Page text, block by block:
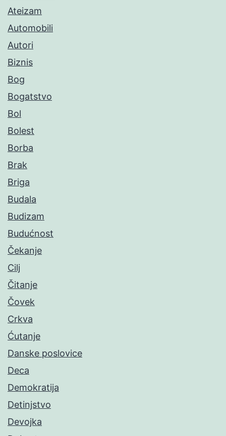
Ateizam
Automobili
Autori
Biznis
Bog
Bogatstvo
Bol
Bolest
Borba
Brak
Briga
Budala
Budizam
Budućnost
Čekanje
Cilj
Čitanje
Čovek
Crkva
Ćutanje
Danske poslovice
Deca
Demokratija
Detinjstvo
Devojka